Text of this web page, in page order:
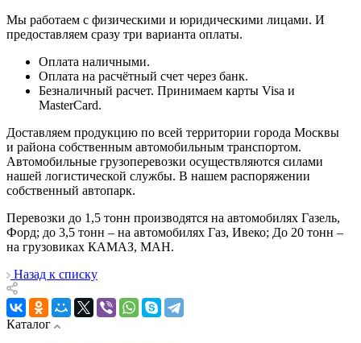
Мы работаем с физическими и юридическими лицами. И
предоставляем сразу три варианта оплаты.
Оплата наличными.
Оплата на расчётный счет через банк.
Безналичный расчет. Принимаем карты Visa и
MasterCard.
Доставляем продукцию по всей территории города Москвы
и района собственным автомобильным транспортом.
Автомобильные грузоперевозки осуществляются силами
нашей логистической службы. В нашем распоряжении
собственный автопарк.
Перевозки до 1,5 тонн производятся на автомобилях Газель,
Форд; до 3,5 тонн – на автомобилях Газ, Ивеко; До 20 тонн –
на грузовиках КАМАЗ, МАН.
Назад к списку
Каталог